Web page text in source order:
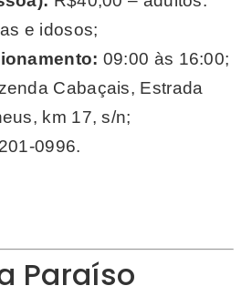
e idosos;
09:00 às 16:00;
Cabaçais, Estrada
km 17, s/n;
0996.
Paraíso